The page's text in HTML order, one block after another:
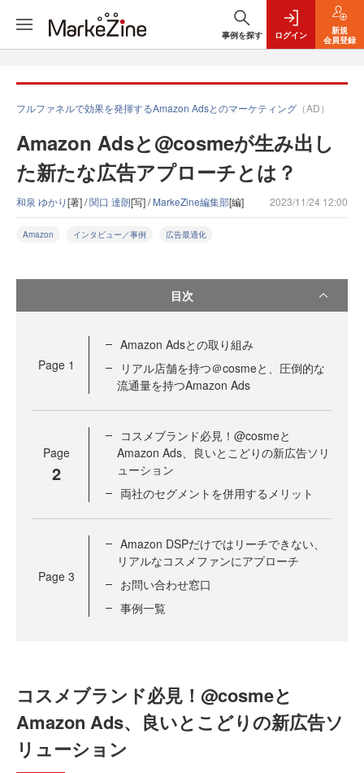
事例を探す ログイン
新規
会員登録
フルファネルで効果を発揮するAmazon Adsとのマーケティング （AD）
Amazon Adsと@cosmeが生み出し
た新たな広告アプローチとは？
和泉 ゆかり[著] /関口 達朗[写] /MarkeZine編集部[編] 2023/11/24 12:00
Amazon インタビュー／事例 広告最適化
目次
Page 1
Amazon Adsとの取り組み
リアル店舗を持つ＠cosmeと、圧倒的な
流通量を持つAmazon Ads
Page
2
コスメブランド必見！@cosmeと
Amazon Ads、良いとこどりの新広告ソリ
ューション
両社のセグメントを併用するメリット
Page 3
Amazon DSPだけではリーチできない、
リアルなコスメファンにアプローチ
お問い合わせ窓口
事例一覧
コスメブランド必見！@cosmeと
Amazon Ads、良いとこどりの新広告ソ
リューション